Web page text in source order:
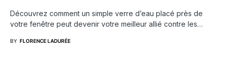
Découvrez comment un simple verre d’eau placé près de
votre fenêtre peut devenir votre meilleur allié contre les…
BY FLORENCE LADURÉE